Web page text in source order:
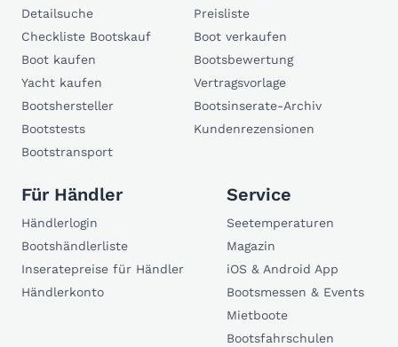
Detailsuche
Checkliste Bootskauf
Boot kaufen
Yacht kaufen
Bootshersteller
Bootstests
Bootstransport
Preisliste
Boot verkaufen
Bootsbewertung
Vertragsvorlage
Bootsinserate-Archiv
Kundenrezensionen
Für Händler
Händlerlogin
Bootshändlerliste
Inseratepreise für Händler
Händlerkonto
Service
Seetemperaturen
Magazin
iOS & Android App
Bootsmessen & Events
Mietboote
Bootsfahrschulen